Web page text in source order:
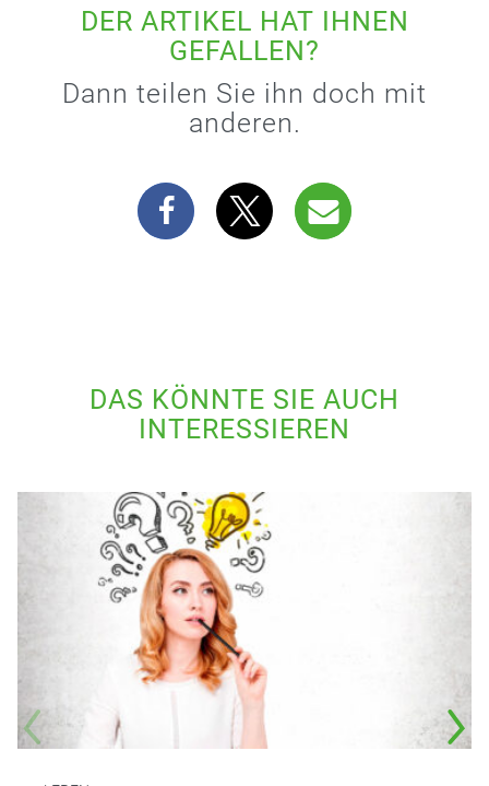
DER ARTIKEL HAT IHNEN
GEFALLEN?
Dann teilen Sie ihn doch mit
anderen.
DAS KÖNNTE SIE AUCH
INTERESSIEREN